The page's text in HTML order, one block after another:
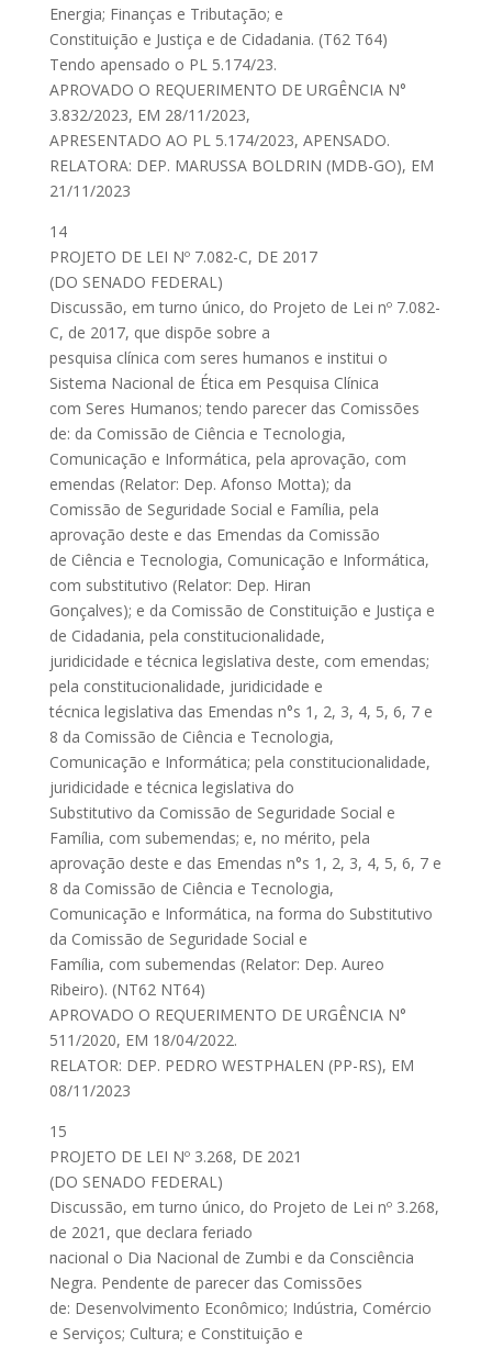
Energia; Finanças e Tributação; e
Constituição e Justiça e de Cidadania. (T62 T64)
Tendo apensado o PL 5.174/23.
APROVADO O REQUERIMENTO DE URGÊNCIA N°
3.832/2023, EM 28/11/2023,
APRESENTADO AO PL 5.174/2023, APENSADO.
RELATORA: DEP. MARUSSA BOLDRIN (MDB-GO), EM
21/11/2023
14
PROJETO DE LEI Nº 7.082-C, DE 2017
(DO SENADO FEDERAL)
Discussão, em turno único, do Projeto de Lei nº 7.082-
C, de 2017, que dispõe sobre a
pesquisa clínica com seres humanos e institui o
Sistema Nacional de Ética em Pesquisa Clínica
com Seres Humanos; tendo parecer das Comissões
de: da Comissão de Ciência e Tecnologia,
Comunicação e Informática, pela aprovação, com
emendas (Relator: Dep. Afonso Motta); da
Comissão de Seguridade Social e Família, pela
aprovação deste e das Emendas da Comissão
de Ciência e Tecnologia, Comunicação e Informática,
com substitutivo (Relator: Dep. Hiran
Gonçalves); e da Comissão de Constituição e Justiça e
de Cidadania, pela constitucionalidade,
juridicidade e técnica legislativa deste, com emendas;
pela constitucionalidade, juridicidade e
técnica legislativa das Emendas n°s 1, 2, 3, 4, 5, 6, 7 e
8 da Comissão de Ciência e Tecnologia,
Comunicação e Informática; pela constitucionalidade,
juridicidade e técnica legislativa do
Substitutivo da Comissão de Seguridade Social e
Família, com subemendas; e, no mérito, pela
aprovação deste e das Emendas n°s 1, 2, 3, 4, 5, 6, 7 e
8 da Comissão de Ciência e Tecnologia,
Comunicação e Informática, na forma do Substitutivo
da Comissão de Seguridade Social e
Família, com subemendas (Relator: Dep. Aureo
Ribeiro). (NT62 NT64)
APROVADO O REQUERIMENTO DE URGÊNCIA N°
511/2020, EM 18/04/2022.
RELATOR: DEP. PEDRO WESTPHALEN (PP-RS), EM
08/11/2023
15
PROJETO DE LEI Nº 3.268, DE 2021
(DO SENADO FEDERAL)
Discussão, em turno único, do Projeto de Lei nº 3.268,
de 2021, que declara feriado
nacional o Dia Nacional de Zumbi e da Consciência
Negra. Pendente de parecer das Comissões
de: Desenvolvimento Econômico; Indústria, Comércio
e Serviços; Cultura; e Constituição e